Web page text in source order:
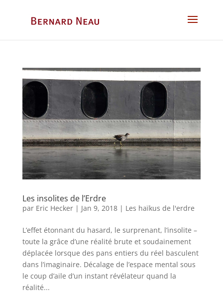
Les insolites de l’Erdre
par Eric Hecker| Jan 9, 2018| Les haïkus de l'erdre
L’effet étonnant du hasard, le surprenant, l’insolite –
toute la grâce d’une réalité brute et soudainement
déplacée lorsque des pans entiers du réel basculent
dans l’imaginaire. Décalage de l’espace mental sous
le coup d’aile d’un instant révélateur quand la
réalité...